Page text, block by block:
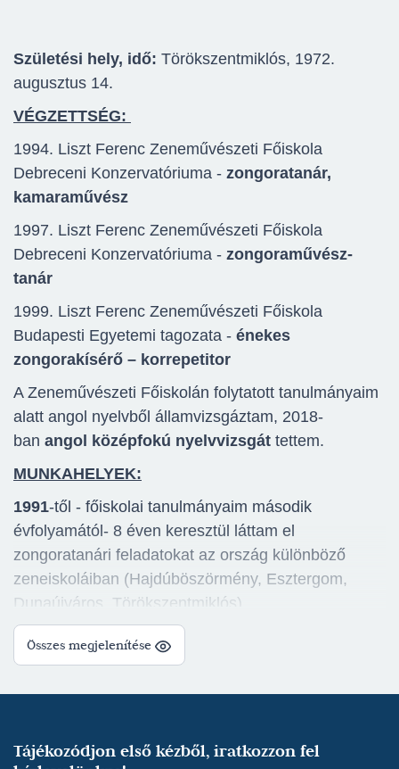
Születési hely, idő: Törökszentmiklós, 1972.
augusztus 14.
VÉGZETTSÉG:
1994. Liszt Ferenc Zeneművészeti Főiskola
Debreceni Konzervatóriuma - zongoratanár,
kamaraművész
1997. Liszt Ferenc Zeneművészeti Főiskola
Debreceni Konzervatóriuma - zongoraművész-
tanár
1999. Liszt Ferenc Zeneművészeti Főiskola
Budapesti Egyetemi tagozata - énekes
zongorakísérő – korrepetitor
A Zeneművészeti Főiskolán folytatott tanulmányaim
alatt angol nyelvből államvizsgáztam, 2018-
ban angol középfokú nyelvvizsgát tettem.
MUNKAHELYEK:
1991-től - főiskolai tanulmányaim második
évfolyamától- 8 éven keresztül láttam el
zongoratanári feladatokat az ország különböző
zeneiskoláiban (Hajdúböszörmény, Esztergom,
Dunaújváros, Törökszentmiklós).
1999.
szeptember 1-től a Székesfehérvári Hermann
László Zeneiskola és Zeneművészeti
Szakközépiskola kinevezett korrepetítora
mellett.
Összes megjelenítése
Tájékozódjon első kézből, iratkozzon fel